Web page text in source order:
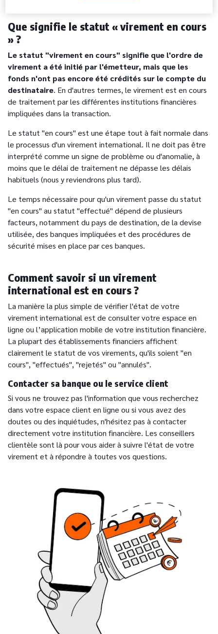
Que signifie le statut « virement en cours
» ?
Le statut "virement en cours" signifie que l'ordre de
virement a été initié par l'émetteur, mais que les
fonds n'ont pas encore été crédités sur le compte du
destinataire. En d'autres termes, le virement est en cours
de traitement par les différentes institutions financières
impliquées dans la transaction.
Le statut "en cours" est une étape tout à fait normale dans
le processus d'un virement international. Il ne doit pas être
interprété comme un signe de problème ou d'anomalie, à
moins que le délai de traitement ne dépasse les délais
habituels (nous y reviendrons plus tard).
Le temps nécessaire pour qu'un virement passe du statut
"en cours" au statut "effectué" dépend de plusieurs
facteurs, notamment du pays de destination, de la devise
utilisée, des banques impliquées et des procédures de
sécurité mises en place par ces banques.
Comment savoir si un virement
international est en cours ?
La manière la plus simple de vérifier l'état de votre
virement international est de consulter votre espace en
ligne ou l’application mobile de votre institution financière.
La plupart des établissements financiers affichent
clairement le statut de vos virements, qu'ils soient "en
cours", "effectués", "rejetés" ou "annulés".
Contacter sa banque ou le service client
Si vous ne trouvez pas l'information que vous recherchez
dans votre espace client en ligne ou si vous avez des
doutes ou des inquiétudes, n'hésitez pas à contacter
directement votre institution financière. Les conseillers
clientèle sont là pour vous aider à suivre l'état de votre
virement et à répondre à toutes vos questions.